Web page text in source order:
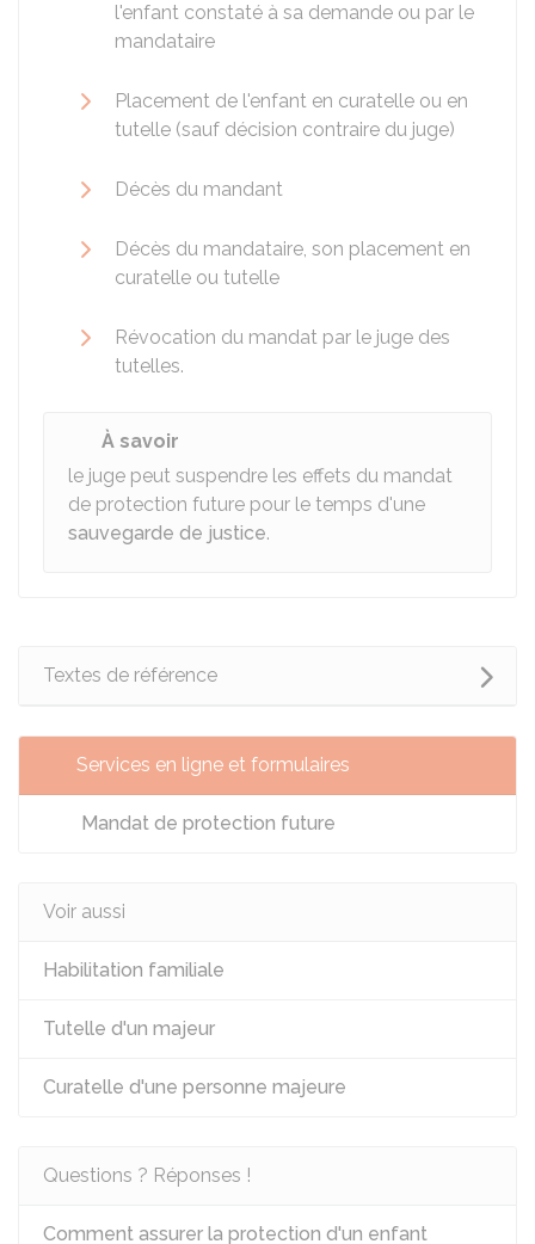
l'enfant constaté à sa demande ou par le
mandataire
Placement de l'enfant en curatelle ou en
tutelle (sauf décision contraire du juge)
Décès du mandant
Décès du mandataire, son placement en
curatelle ou tutelle
Révocation du mandat par le juge des
tutelles.
À savoir
le juge peut suspendre les effets du mandat
de protection future pour le temps d'une
sauvegarde de justice.
Textes de référence
Services en ligne et formulaires
Mandat de protection future
Voir aussi
Habilitation familiale
Tutelle d'un majeur
Curatelle d'une personne majeure
Questions ? Réponses !
Comment assurer la protection d'un enfant